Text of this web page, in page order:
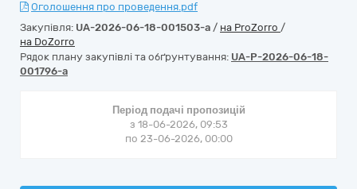
Оголошення про проведення.pdf
Закупівля: UA-2026-06-18-001503-a / на ProZorro /
на DoZorro
Рядок плану закупівлі та обґрунтування: UA-P-2026-06-18-
001796-a
Період подачі пропозицій
з 18-06-2026, 09:53
по 23-06-2026, 00:00